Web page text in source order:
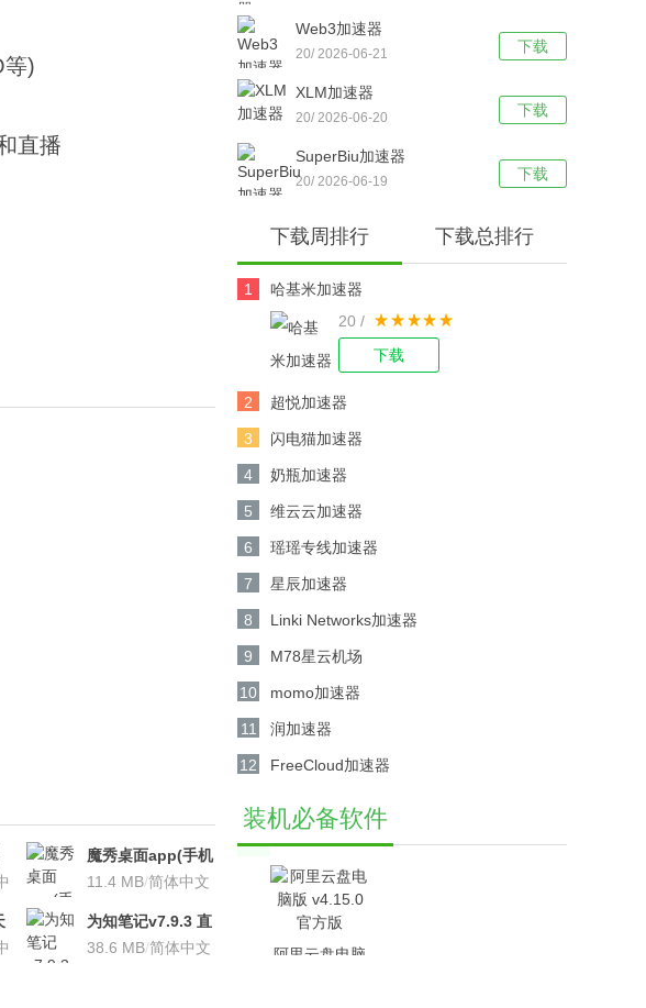
等)
直播
魔秀桌面app(手机
桌面软件)v6.8.6
11.4 MB/简体中文
为知笔记v7.9.3 直
装本地VIP会员版
38.6 MB/简体中文
下载
Web3加速器
20/ 2026-06-21
下载
XLM加速器
20/ 2026-06-20
下载
SuperBiu加速器
20/ 2026-06-19
下载周排行 下载总排行
1
哈基米加速器
20 /
下载
2 超悦加速器
3 闪电猫加速器
4 奶瓶加速器
5 维云云加速器
6 瑶瑶专线加速器
7 星辰加速器
8 Linki Networks加速器
9 M78星云机场
10 momo加速器
11 润加速器
12 FreeCloud加速器
装机必备软件
阿里云盘电脑